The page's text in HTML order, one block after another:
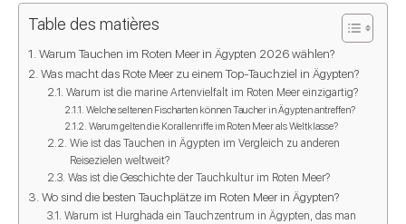
Table des matières
Warum Tauchen im Roten Meer in Ägypten 2026 wählen?
Was macht das Rote Meer zu einem Top-Tauchziel in Ägypten?
Warum ist die marine Artenvielfalt im Roten Meer einzigartig?
Welche seltenen Fischarten können Taucher in Ägypten antreffen?
Warum gelten die Korallenriffe im Roten Meer als Weltklasse?
Wie ist das Tauchen in Ägypten im Vergleich zu anderen
Reisezielen weltweit?
Was ist die Geschichte der Tauchkultur im Roten Meer?
Wo sind die besten Tauchplätze im Roten Meer in Ägypten?
Warum ist Hurghada ein Tauchzentrum in Ägypten, das man